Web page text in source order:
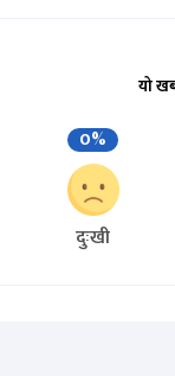
यो
0%
दुःखी